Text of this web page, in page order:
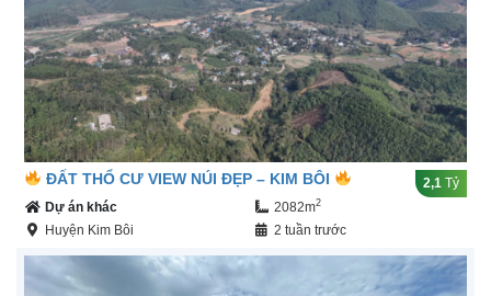
ĐẤT THỔ CƯ VIEW NÚI ĐẸP – KIM BÔI 2,1 Tỷ
Dự án khác
2082m2
Huyện Kim Bôi 2 tuần trước